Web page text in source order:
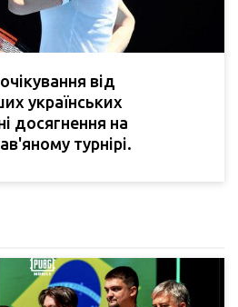
від
українських
досягнення на
турнірі.